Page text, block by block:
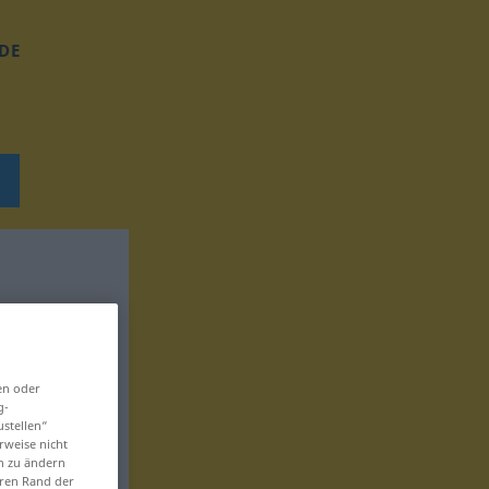
DE
oder
nicht
zu ändern
Rand der